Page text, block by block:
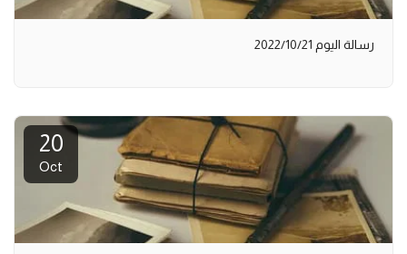
رسالة اليوم 2022/10/21
20
Oct